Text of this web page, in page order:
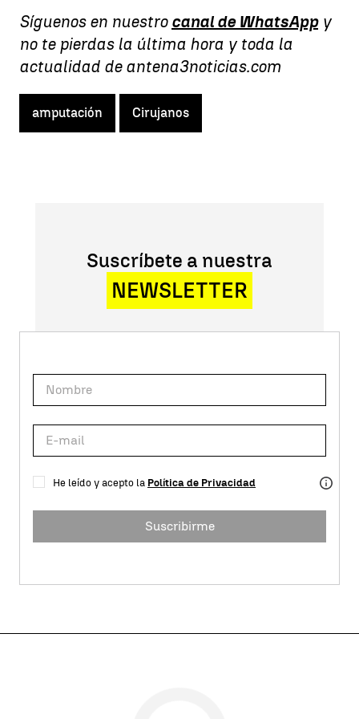
Síguenos en nuestro canal de WhatsAppy
no te pierdas la última hora y toda la
actualidad de antena3noticias.com
amputación Cirujanos
Suscríbete a nuestra
NEWSLETTER
He leído y acepto la Política de Privacidad
Suscribirme